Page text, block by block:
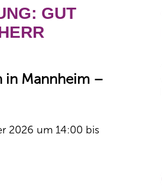
GUT
in Mannheim –
2026 um 14:00 bis